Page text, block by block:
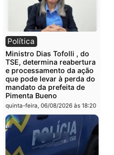
Polícia
Polícia Civil deflagra
operação contra facção
criminosa que atacava
provedores de internet
Rondônia
sexta-feira, 07/08/2026 às